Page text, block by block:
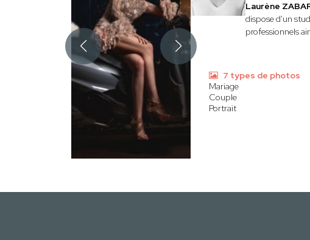
Laurène
dispose d'un
professionnels
7 types de photos
Mariage
Couple
Portrait